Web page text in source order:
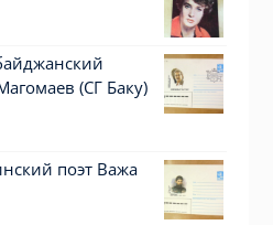
(СГ Баку)
поэт Важа